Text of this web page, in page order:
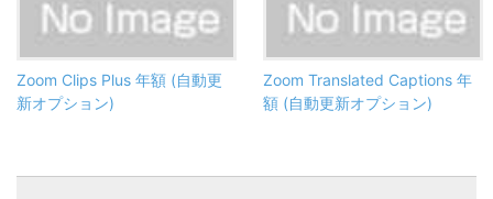
Zoom Clips Plus 年額 (自動更
新オプション)
Zoom Translated Captions 年
額 (自動更新オプション)